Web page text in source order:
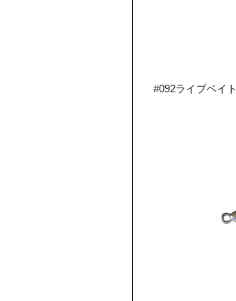
#092ライブベイト